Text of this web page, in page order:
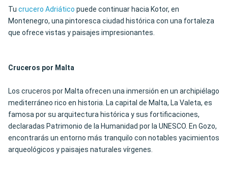
Tu crucero Adriático puede continuar hacia Kotor, en
Montenegro, una pintoresca ciudad histórica con una fortaleza
que ofrece vistas y paisajes impresionantes.
Cruceros por Malta
Los cruceros por Malta ofrecen una inmersión en un archipiélago
mediterráneo rico en historia. La capital de Malta, La Valeta, es
famosa por su arquitectura histórica y sus fortificaciones,
declaradas Patrimonio de la Humanidad por la UNESCO. En Gozo,
encontrarás un entorno más tranquilo con notables yacimientos
arqueológicos y paisajes naturales vírgenes.